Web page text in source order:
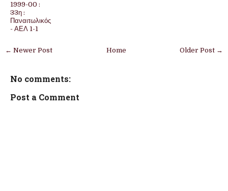
1999-00 :
33η :
Παναιτωλικός
- ΑΕΛ 1-1
← Newer Post Older Post →
Home
No comments:
Post a Comment